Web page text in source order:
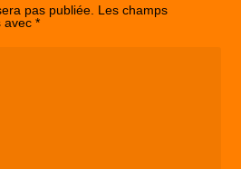
pas publiée. Les champs
avec*